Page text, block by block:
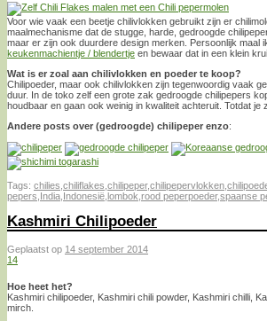
Voor wie vaak een beetje chilivlokken gebruikt zijn er
maalmechanisme dat de stugge, harde, gedroogde
maar er zijn ook duurdere design merken. Persoonlijk maal
keukenmachientje / blendertje en bewaar dat in een klein
Wat is er zoal aan chilivlokken en poeder te koop?
Chilipoeder, maar ook chilivlokken zijn tegenwoordig vaak
duur. In de toko zelf een grote zak gedroogde chilipepers
houdbaar en gaan ook weinig in kwaliteit achteruit. Totdat je
Andere posts over (gedroogde) chilipeper enzo:
Tags: chilies chiliflakes chilipeper,chilipepervlokken
pepers India Indonesië lombok rood peperpoeder,spaanse
Kashmiri Chilipoeder
Geplaatst op 14 september 2014
14
Hoe heet het?
Kashmiri chilipoeder, Kashmiri chili powder, Kashmiri chilli,
mirch.